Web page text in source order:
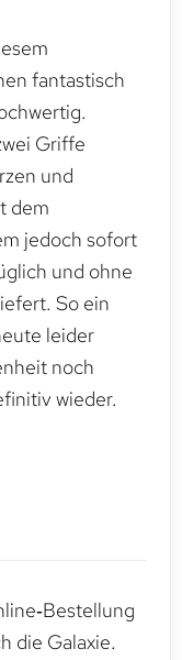
fantastisch
Griffe
und
dem
jedoch sofort
und ohne
So ein
leider
noch
wieder.
die Galaxie.